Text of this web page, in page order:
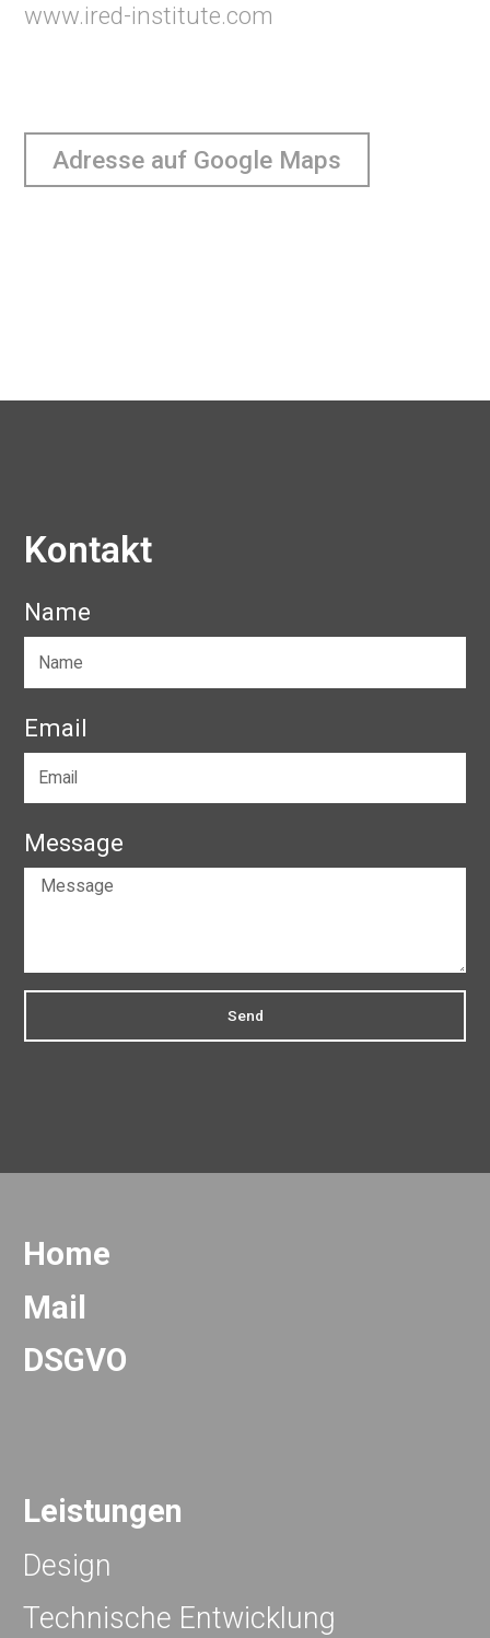
www.ired-institute.com
Adresse auf Google Maps
Kontakt
Name
Email
Message
Send
Home
Mail
DSGVO
Leistungen
Design
Technische Entwicklung